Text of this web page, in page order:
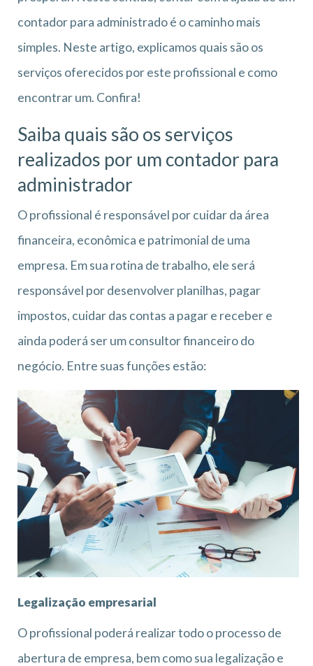
contador para administrado é o caminho mais
simples. Neste artigo, explicamos quais são os
serviços oferecidos por este profissional e como
encontrar um. Confira!
Saiba quais são os serviços
realizados por um contador para
administrador
O profissional é responsável por cuidar da área
financeira, econômica e patrimonial de uma
empresa. Em sua rotina de trabalho, ele será
responsável por desenvolver planilhas, pagar
impostos, cuidar das contas a pagar e receber e
ainda poderá ser um consultor financeiro do
negócio. Entre suas funções estão:
Legalização empresarial
O profissional poderá realizar todo o processo de
abertura de empresa, bem como sua legalização e